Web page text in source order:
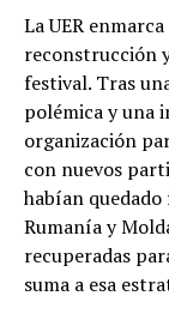
La UER
reconstrucción
festival. Tras
polémica y una
organización
con nuevos
habían
Rumanía y
recuperadas
suma a esa